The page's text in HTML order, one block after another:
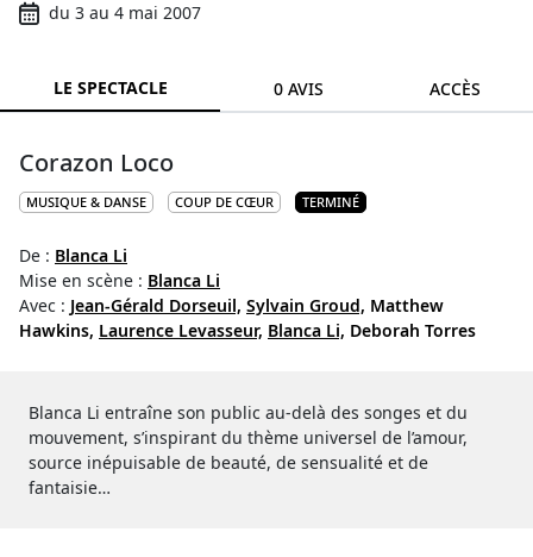
du 3 au 4 mai 2007
LE SPECTACLE 0 AVIS ACCÈS
Corazon Loco
MUSIQUE & DANSE COUP DE CŒUR TERMINÉ
De : Blanca Li
Mise en scène : Blanca Li
Avec : Jean-Gérald Dorseuil, Sylvain Groud, Matthew
Hawkins, Laurence Levasseur, Blanca Li, Deborah Torres
Blanca Li entraîne son public au-delà des songes et du
mouvement, s’inspirant du thème universel de l’amour,
source inépuisable de beauté, de sensualité et de
fantaisie…